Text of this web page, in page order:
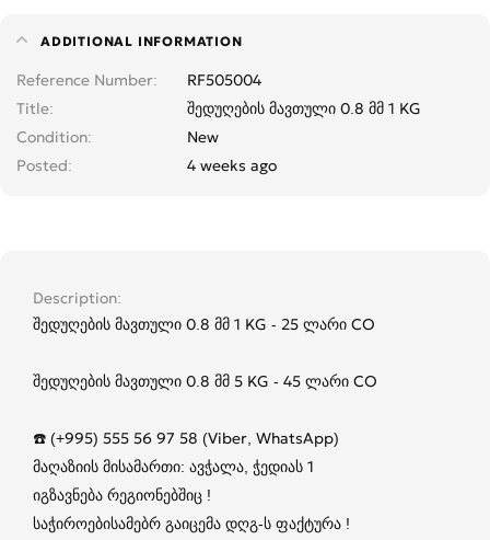
ADDITIONAL INFORMATION
Reference Number
RF505004
Title
შედუღების მავთული 0.8 მმ 1 KG
Condition
New
Posted
4 weeks ago
Description
შედუღების მავთული 0.8 მმ 1 KG - 25 ლარი CO
შედუღების მავთული 0.8 მმ 5 KG - 45 ლარი CO
☎️ (+995) 555 56 97 58 (Viber, WhatsApp)
მაღაზიის მისამართი: ავჭალა, ჭედიას 1
იგზავნება რეგიონებშიც !
საჭიროებისამებრ გაიცემა დღგ-ს ფაქტურა !